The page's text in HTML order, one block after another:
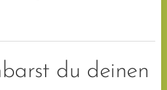
du deinen